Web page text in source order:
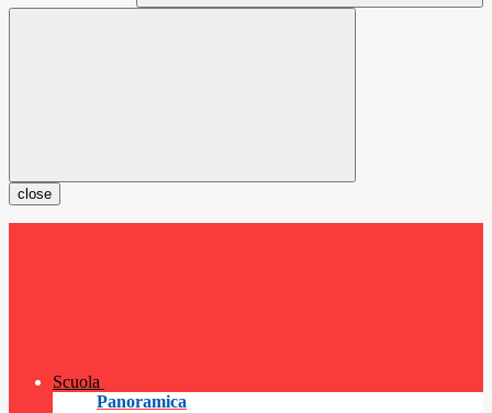
close
Scuola
Panoramica